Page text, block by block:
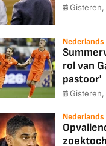
Gisteren,
rol van
pastoor'
Gisteren,